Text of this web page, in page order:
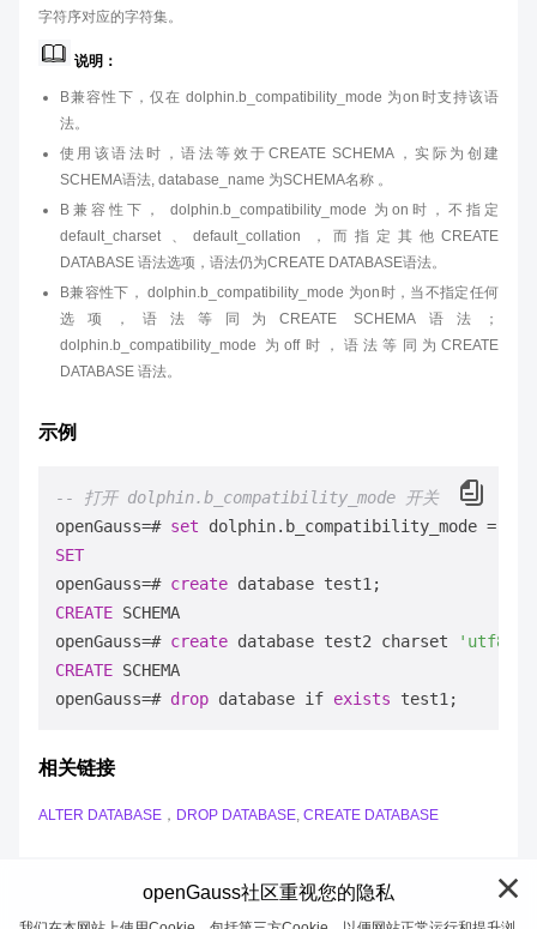
字符序对应的字符集。
说明：
B兼容性下，仅在 dolphin.b_compatibility_mode 为on时支持该语
法。
使用该语法时，语法等效于CREATE SCHEMA，实际为创建
SCHEMA语法, database_name 为SCHEMA名称 。
B兼容性下， dolphin.b_compatibility_mode 为on时，不指定
default_charset 、default_collation ，而指定其他CREATE
DATABASE 语法选项，语法仍为CREATE DATABASE语法。
B兼容性下， dolphin.b_compatibility_mode 为on时，当不指定任何
选项，语法等同为CREATE SCHEMA语法；
dolphin.b_compatibility_mode 为off时，语法等同为CREATE
DATABASE 语法。
示例
-- 打开 dolphin.b_compatibility_mode 开关
openGauss=# set dolphin.b_compatibility_mode =
SET
openGauss=# create
CREATE SCHEMA
openGauss=# create database test2 charset 'utf8'
CREATE SCHEMA
openGauss=# drop database if exists
相关链接
ALTER DATABASE ， DROP DATABASE, CREATE DATABASE
openGauss社区重视您的隐私